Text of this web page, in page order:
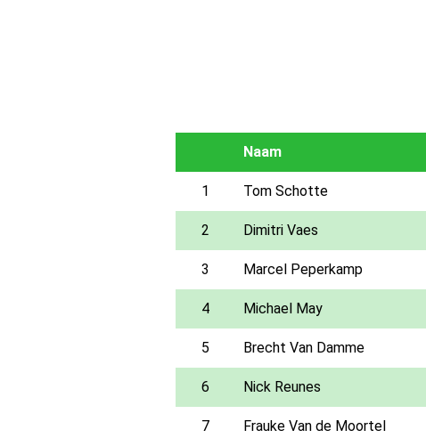
Naam
1 Tom Schotte
2 Dimitri Vaes
3 Marcel Peperkamp
4 Michael May
5 Brecht Van Damme
6 Nick Reunes
7 Frauke Van de Moortel